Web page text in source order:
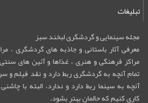
تبلیغات
مجله سینمایی و گردشگری لبخند سبز
معرفی آثار باستانی و جاذبه های گردشگری ،
مراکز فرهنگی و هنری ، غذاها و آئین های
تمام آنچه به گردشگری ربط دارد و نقد فیلم و
آنچه به سینما ربط دارد و ندارد، البته با
کاری کنیم که حالمان بهتر بشود.